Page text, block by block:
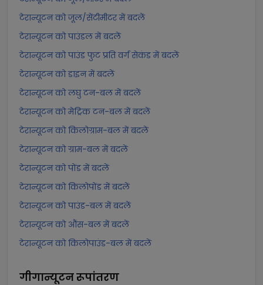
टेरान्यूटन को जूल/सेंटीमीटर में बदलें
टेरान्यूटन को पाउंडल में बदलें
टेरान्यूटन को पाउंड फुट प्रति वर्ग सेकंड में बदलें
टेरान्यूटन को डाइन में बदलें
टेरान्यूटन को लघु टन-बल में बदलें
टेरान्यूटन को मेट्रिक टन-बल में बदलें
टेरान्यूटन को किलोग्राम-बल में बदलें
टेरान्यूटन को ग्राम-बल में बदलें
टेरान्यूटन को पोंड में बदलें
टेरान्यूटन को किलोपोंड में बदलें
टेरान्यूटन को पाउंड-बल में बदलें
टेरान्यूटन को औंस-बल में बदलें
टेरान्यूटन को किलोपाउंड-बल में बदलें
गीगान्यूटनरूपांतरण